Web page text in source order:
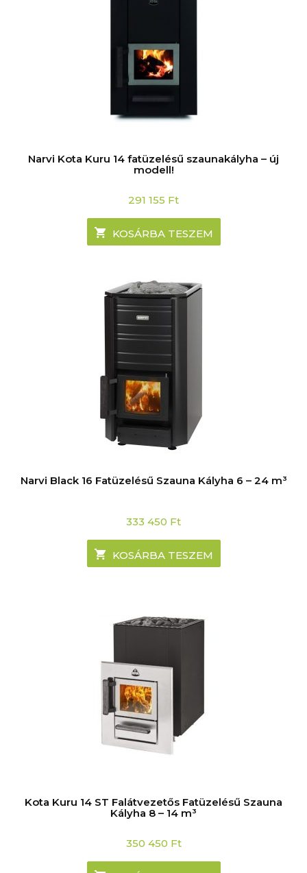
Narvi Kota Kuru 14 fatüzelésű szaunakályha – új
modell!
291 155 Ft
KOSÁRBA TESZEM
Narvi Black 16 Fatüzelésű Szauna Kályha 6 – 24 m³
333 450 Ft
KOSÁRBA TESZEM
Kota Kuru 14 ST Falátvezetős Fatüzelésű Szauna
Kályha 8 – 14 m³
350 450 Ft